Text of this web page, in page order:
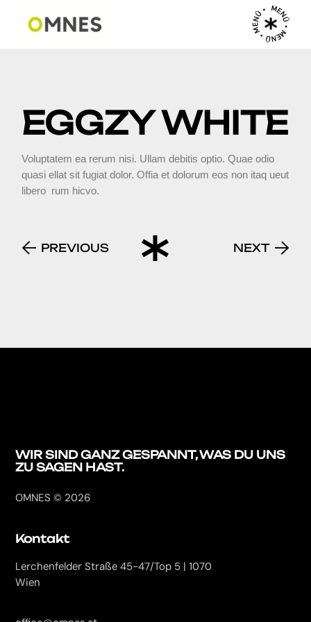
MENÜ • MENÜ • MENÜ •
EGGZY WHITE
Voluptatem ea rerum nisi. Ullam debitis optio. Quae odio
quasi ellat sit fugiat dolor. Offia et dolorum eos non itaq ueut
libero rum hicvo.
PREVIOUS NEXT
WIR SIND GANZGESPANNT, WAS DU UNS
ZU SAGEN HAST.
OMNES © 2026
Kontakt
Lerchenfelder Straße 45-47/Top 5 | 1070
Wien